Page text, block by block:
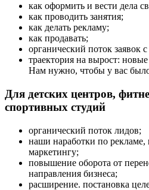
как оформить и вести дела
как проводить занятия;
как делать рекламу;
как продавать;
органический поток заявок
траектория на вырост:
Нам нужно, чтобы у вас
Для детских центров,
спортивных студий
органический поток лидов;
наши наработки по
маркетингу;
повышение оборота от
направления бизнеса;
расширение. постановка